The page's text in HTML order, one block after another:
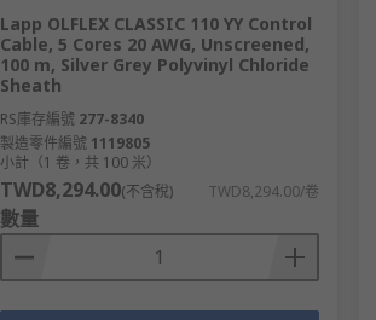
Lapp OLFLEX CLASSIC 110 YY Control
Cable, 5 Cores 20 AWG, Unscreened,
100 m, Silver Grey Polyvinyl Chloride
Sheath
RS庫存編號 277-8340
製造零件編號 1119805
小計（1 卷，共 100 米）
TWD8,294.00(不含稅) TWD8,294.00/卷
數量